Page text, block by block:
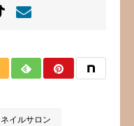
くりを大切に、「美」
同時に叶えるサロンと
施術しています。ブロ
ネイルサロン